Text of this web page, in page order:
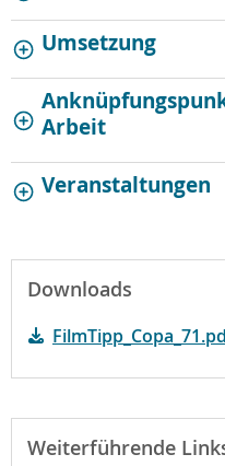
Umsetzung
Arbeit
Veranstaltungen
Downloads
Weiterführende